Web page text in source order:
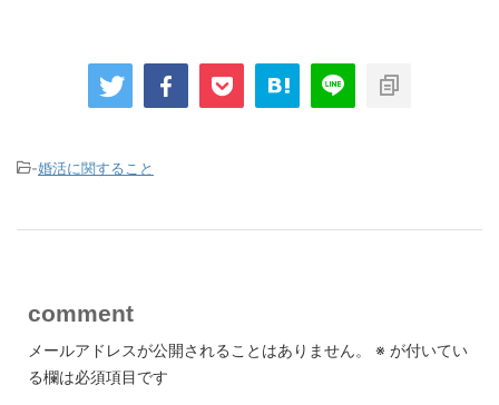
-婚活に関すること
comment
メールアドレスが公開されることはありません。 ※ が付いてい
る欄は必須項目です